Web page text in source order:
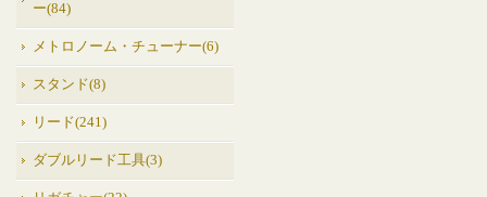
ー(84)
メトロノーム・チューナー(6)
スタンド(8)
リード(241)
ダブルリード工具(3)